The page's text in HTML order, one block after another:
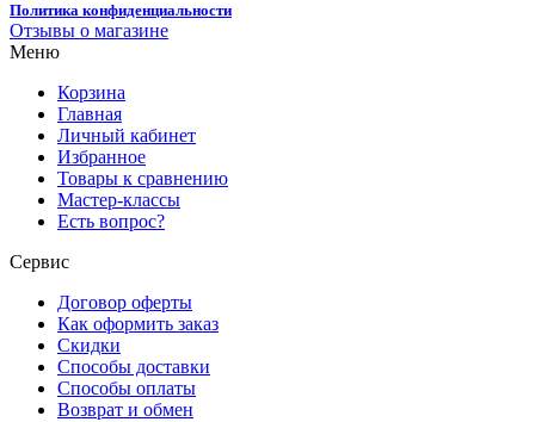
Политика конфиденциальности
Отзывы о магазине
Меню
Корзина
Главная
Личный кабинет
Избранное
Товары к сравнению
Мастер-классы
Есть вопрос?
Сервис
Договор оферты
Как оформить заказ
Скидки
Способы доставки
Способы оплаты
Возврат и обмен